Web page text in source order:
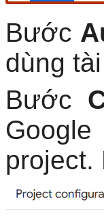
Bước
dùng
Bước
project.